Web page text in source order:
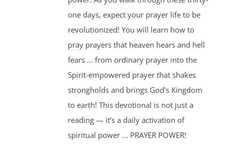
one days, expect your prayer life to be
revolutionized! You will learn how to
pray prayers that heaven hears and hell
fears ... from ordinary prayer into the
Spirit-empowered prayer that shakes
strongholds and brings God’s Kingdom
to earth! This devotional is not just a
reading — it’s a daily activation of
spiritual power ... PRAYER POWER!